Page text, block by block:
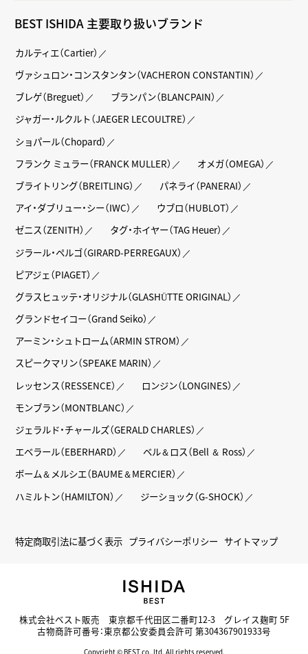
BEST ISHIDA 主要取り扱いブランド
カルティエ（Cartier）
ヴァシュロン・コンスタンタン（VACHERON CONSTANTIN）
ブレゲ（Breguet）
ブランパン（BLANCPAIN）
ジャガー・ルクルト（JAEGER LECOULTRE）
ショパール（Chopard）
フランク ミュラー（FRANCK MULLER）
オメガ（OMEGA）
ブライトリング（BREITLING）
パネライ（PANERAI）
アイ・ダブリュー・シー（IWC）
ウブロ（HUBLOT）
ゼニス（ZENITH）
タグ・ホイヤー（TAG Heuer）
ジラール・ペルゴ（GIRARD-PERREGAUX）
ピアジェ（PIAGET）
グラスヒュッテ・オリジナル（GLASHÜTTE ORIGINAL）
グランドセイコー（Grand Seiko）
アーミン・シュトローム（ARMIN STROM）
スピークマリン（SPEAKE MARIN）
レッセンス（RESSENCE）
ロンジン（LONGINES）
モンブラン（MONTBLANC）
ジェラルド・チャールズ（GERALD CHARLES）
エベラール（EBERHARD）
ベル＆ロス（Bell ＆ Ross）
ボーム＆メルシエ（BAUME＆MERCIER）
ハミルトン（HAMILTON）
ジーショック（G-SHOCK）
特定商取引法に基づく表示 プライバシーポリシー サイトマップ
株式会社ベスト販売 東京都千代田区二番町12-3 グレイス麹町 5F
古物商許可番号：東京都公安委員会許可 第304367901933号
Copyright © BEST co.,ltd. All rights reserved.